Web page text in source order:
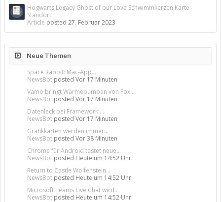
Hogwarts Legacy Ghost of our Love Schwimmkerzen Karte
Standort
Article posted 27. Februar 2023
Neue Themen
Space Rabbit: Mac-App...
NewsBot posted Vor 17 Minuten
Vamo bringt Wärmepumpen von Fox...
NewsBot posted Vor 17 Minuten
Datenleck bei Framework:...
NewsBot posted Vor 17 Minuten
Grafikkarten werden immer...
NewsBot posted Vor 38 Minuten
Chrome für Android testet neue...
NewsBot posted Heute um 14:52 Uhr
Return to Castle Wolfenstein...
NewsBot posted Heute um 14:52 Uhr
Microsoft Teams Live Chat wird...
NewsBot posted Heute um 14:52 Uhr